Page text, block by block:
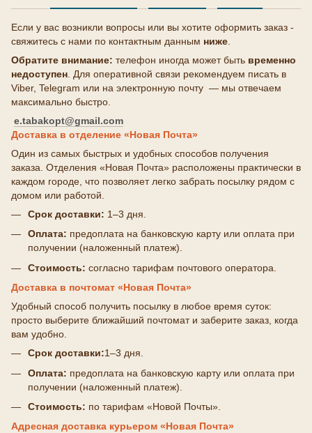
Если у вас возникли вопросы или вы хотите оформить заказ -
свяжитесь с нами по контактным данным ниже
Обратите внимание: телефон иногда может быть временно
недоступен . Для оперативной связи рекомендуем писать в
Viber, Telegram или на электронную почту — мы отвечаем
максимально быстро.
e.tabakopt@gmail.com
Доставка в отделение «Новая Почта»
Один из самых быстрых и удобных способов получения
заказа. Отделения «Новая Почта» расположены практически в
каждом городе, что позволяет легко забрать посылку рядом с
домом или работой.
Срок доставки: 1–3 дня.
Оплата: предоплата на банковскую карту или оплата при
получении (наложенный платеж).
Стоимость: согласно тарифам почтового оператора.
Доставка в почтомат «Новая Почта»
Удобный способ получить посылку в любое время суток:
просто выберите ближайший почтомат и заберите заказ, когда
вам удобно.
Срок доставки:1–3 дня.
Оплата: предоплата на банковскую карту или оплата при
получении (наложенный платеж).
Стоимость: по тарифам «Новой Почты».
Адресная доставка курьером «Новая Почта»